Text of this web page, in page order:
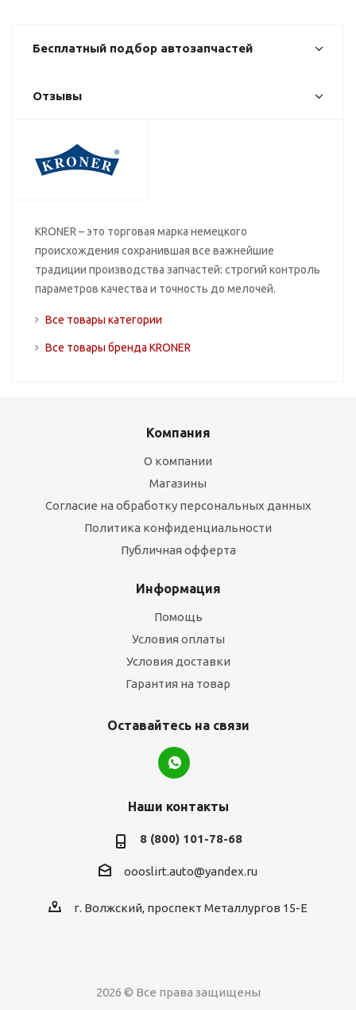
Бесплатный подбор автозапчастей
Отзывы
KRONER – это торговая марка немецкого
происхождения сохранившая все важнейшие
традиции производства запчастей: строгий контроль
параметров качества и точность до мелочей.
Все товары категории
Все товары бренда KRONER
Компания
О компании
Магазины
Согласие на обработку персональных данных
Политика конфиденциальности
Публичная офферта
Информация
Помощь
Условия оплаты
Условия доставки
Гарантия на товар
Оставайтесь на связи
Наши контакты
8 (800) 101-78-68
oooslirt.auto@yandex.ru
г. Волжский, проспект Металлургов 15-Е
2026 © Все права защищены